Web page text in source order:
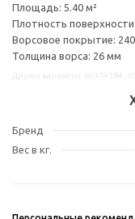
Площадь: 5.40 м²
Плотность
Ворсовое покрытие:
Толщина ворса: 26 мм
Бренд
Вес в кг.